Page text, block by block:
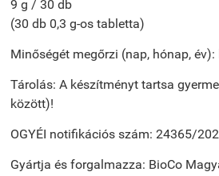
9 g / 30 db
(30 db 0,3 g-os tabletta)
Minőségét megőrzi (nap, hónap, év):
Tárolás: A készítményt tartsa
között)!
OGYÉI notifikációs szám: 24365/
Gyártja és forgalmazza: BioCo